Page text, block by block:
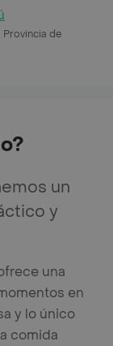
de
un
y
una
en
y lo único
comida